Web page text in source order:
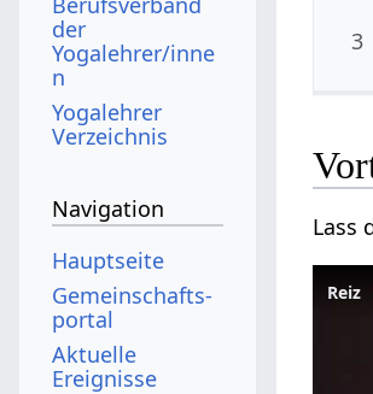
3
Reiz
der
Yogalehrer/inne
n
Yogalehrer
Verzeichnis
Navigation
Hauptseite
Gemeinschafts­
portal
Aktuelle
Ereignisse